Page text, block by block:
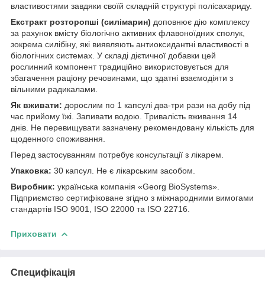
властивостями завдяки своїй складній структурі полісахариду.
Екстракт розторопші (силімарин) доповнює дію комплексу
за рахунок вмісту біологічно активних флавоноїдних сполук,
зокрема силібіну, які виявляють антиоксидантні властивості в
біологічних системах. У складі дієтичної добавки цей
рослинний компонент традиційно використовується для
збагачення раціону речовинами, що здатні взаємодіяти з
вільними радикалами.
Як вживати: дорослим по 1 капсулі два-три рази на добу під
час прийому їжі. Запивати водою. Тривалість вживання 14
днів. Не перевищувати зазначену рекомендовану кількість для
щоденного споживання.
Перед застосуванням потребує консультації з лікарем.
Упаковка: 30 капсул. Не є лікарським засобом.
Виробник: українська компанія «Georg BioSystems».
Підприємство сертифіковане згідно з міжнародними вимогами
стандартів ISO 9001, ISO 22000 та ISO 22716.
Приховати
Специфікація